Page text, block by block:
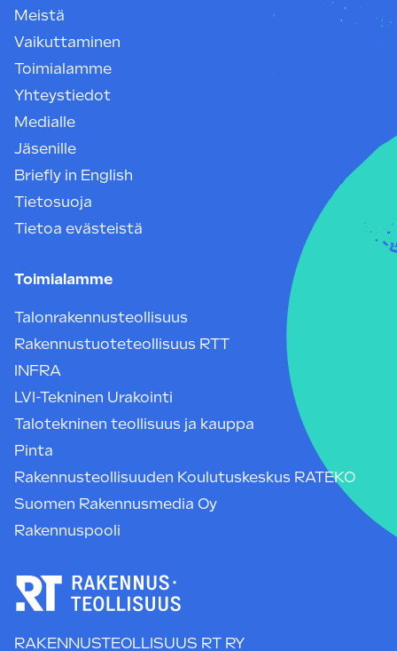
Meistä
Vaikuttaminen
Toimialamme
Yhteystiedot
Medialle
Jäsenille
Briefly in English
Tietosuoja
Tietoa evästeistä
Toimialamme
Talonrakennusteollisuus
Rakennustuoteteollisuus RTT
INFRA
LVI-Tekninen Urakointi
Talotekninen teollisuus ja kauppa
Pinta
Rakennusteollisuuden Koulutuskeskus RATEKO
Suomen Rakennusmedia Oy
Rakennuspooli
RAKENNUSTEOLLISUUS RT RY